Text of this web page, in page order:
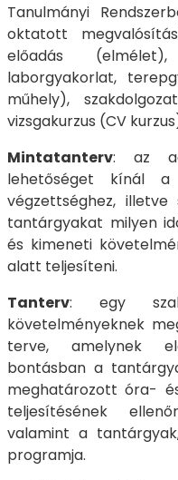
Tanulmányi
oktatott
előadás
laborgyakorlat,
műhely),
vizsgakurzus (CV
Mintatanterv: az
lehetőséget kínál
végzettséghez, illetve
tantárgyakat milyen
és kimeneti
alatt teljesíteni.
Tanterv: egy
követelményeknek
terve, amelynek
bontásban a
meghatározott óra-
teljesítésének
valamint a
programja.